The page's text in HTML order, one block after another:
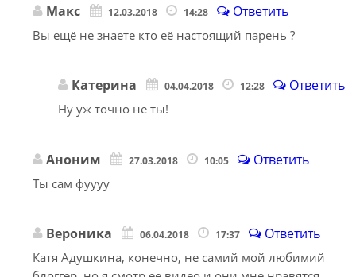
Макс 12.03.2018 14:28 Ответить
Вы ещё не знаете кто её настоящий парень ?
Катерина 04.04.2018 12:28 Ответить
Ну уж точно не ты!
Аноним 27.03.2018 10:05 Ответить
Ты сам фуууу
Вероника 06.04.2018 17:37 Ответить
Катя Адушкина, конечно, не самий мой любимий